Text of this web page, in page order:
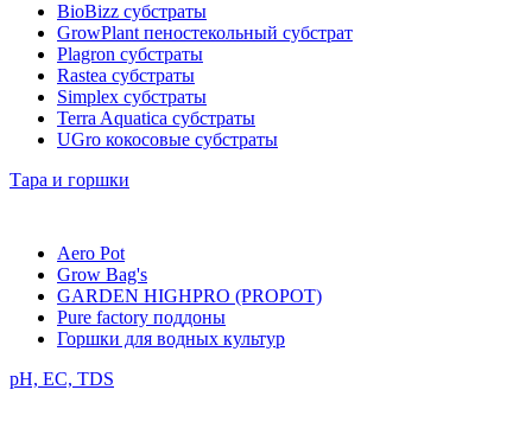
BioBizz cубстраты
GrowPlant пеностекольный субстрат
Plagron cубстраты
Rastea cубстраты
Simplex cубстраты
Terra Aquatica cубстраты
UGro кокосовые субстраты
Тара и горшки
Aero Pot
Grow Bag's
GARDEN HIGHPRO (PROPOT)
Pure factory поддоны
Горшки для водных культур
pH, EC, TDS